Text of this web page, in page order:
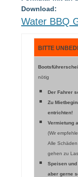
Download:
Water BBQ
BITTE
nötig
Der Fahrer
Zu
entrichten!
Vermietung
(Wir
Alle
gehen zu
Speisen
aber gerne